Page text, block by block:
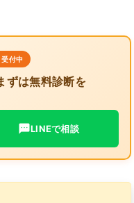
付中
ずは無料診断を
LINEで相談